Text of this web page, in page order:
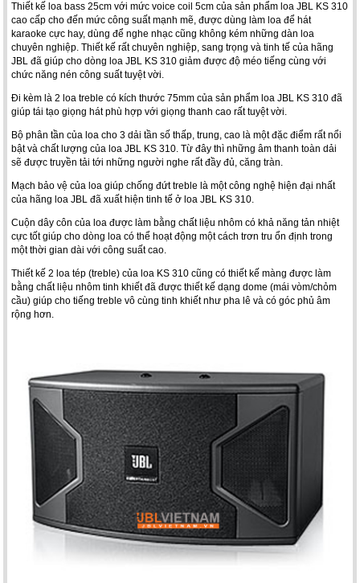
Thiết kế loa bass 25cm với mức voice coil 5cm của sản phẩm loa JBL KS 310
cao cấp cho đến mức công suất mạnh mẽ, được dùng làm loa để hát
karaoke cực hay, dùng để nghe nhạc cũng không kém những dàn loa
chuyên nghiệp. Thiết kế rất chuyên nghiệp, sang trọng và tinh tế của hãng
JBL đã giúp cho dòng loa JBL KS 310 giảm được độ méo tiếng cùng với
chức năng nén công suất tuyệt vời.
Đi kèm là 2 loa treble có kích thước 75mm của sản phẩm loa JBL KS 310 đã
giúp tái tạo giọng hát phù hợp với giọng thanh cao rất tuyệt vời.
Bộ phân tần của loa cho 3 dải tần số thấp, trung, cao là một đặc điểm rất nổi
bật và chất lượng của loa JBL KS 310. Từ đây thì những âm thanh toàn dải
sẽ được truyền tải tới những người nghe rất đầy đủ, căng tràn.
Mạch bảo vệ của loa giúp chống đứt treble là một công nghệ hiện đại nhất
của hãng loa JBL đã xuất hiện tinh tế ở loa JBL KS 310.
Cuộn dây côn của loa được làm bằng chất liệu nhôm có khả năng tản nhiệt
cực tốt giúp cho dòng loa có thể hoạt động một cách trơn tru ổn định trong
một thời gian dài với công suất cao.
Thiết kế 2 loa tép (treble) của loa KS 310 cũng có thiết kế màng được làm
bằng chất liệu nhôm tinh khiết đã được thiết kế dạng dome (mái vòm/chỏm
cầu) giúp cho tiếng treble vô cùng tinh khiết như pha lê và có góc phủ âm
rộng hơn.